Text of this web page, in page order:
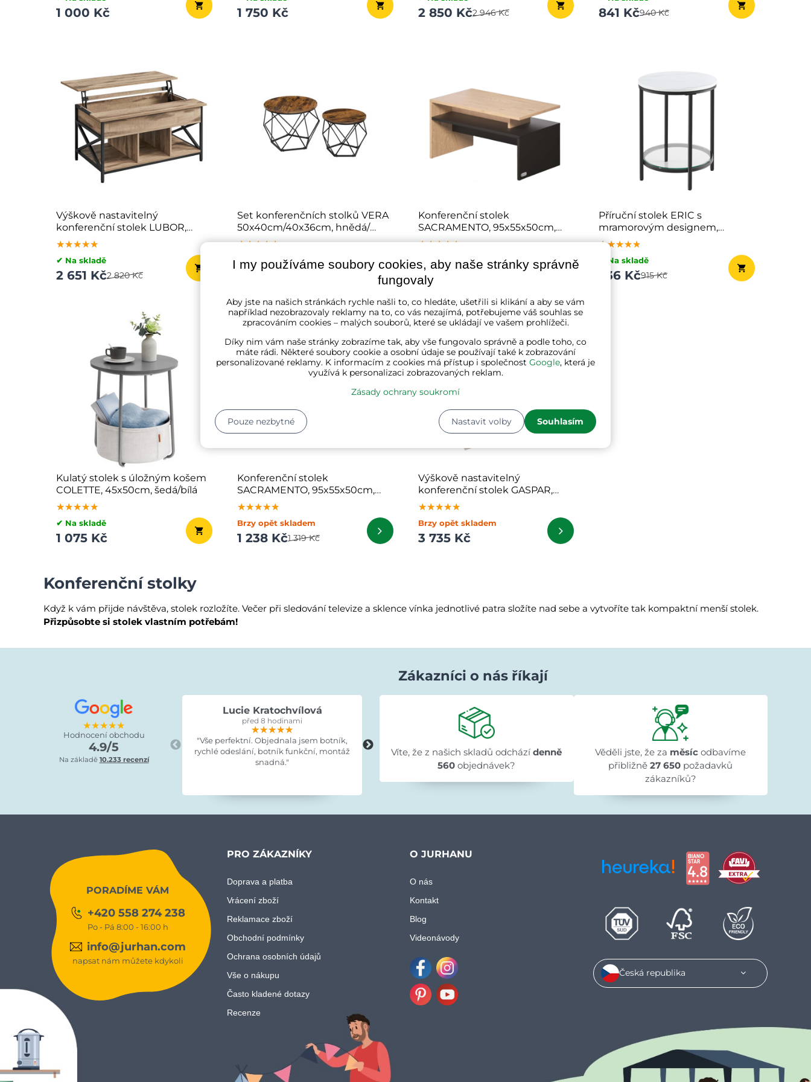
1 000 Kč 1 750 Kč 2 850 Kč2 946 Kč 841 Kč940 Kč
Výškově nastavitelný
konferenční stolek LUBOR,
60x100x(48-62)cm, camel
hnědá/černá
★★★★★
★★★★★
★★★★★
✔ Na skladě
2 651 Kč2 820 Kč
Set konferenčních stolků VERA
50x40cm/40x36cm, hnědá/
černá
★★★★★
★★★★★
★★★★★
✔ Na skladě
1 325 Kč
Konferenční stolek
SACRAMENTO, 95x55x50cm,
šedá/hnědá
★★★★★
★★★★★
★★★★★
✔ Na skladě
1 342 Kč
Příruční stolek ERIC s
mramorovým designem,
45x55cm, černá/bílá
★★★★★
★★★★★
★★★★★
✔ Na skladě
736 Kč915 Kč
Kulatý stolek s úložným košem
COLETTE, 45x50cm, šedá/bílá
★★★★★
★★★★★
★★★★★
✔ Na skladě
1 075 Kč
Konferenční stolek
SACRAMENTO, 95x55x50cm,
bílá/hnědá
★★★★★
★★★★★
★★★★★
Brzy opět skladem
1 238 Kč1 319 Kč
Výškově nastavitelný
konferenční stolek GASPAR,
50x100x(48-63)cm, camel
hnědá/černá
★★★★★
★★★★★
★★★★★
Brzy opět skladem
3 735 Kč
Konferenční stolky
Když k vám přijde návštěva, stolek rozložíte. Večer při sledování televize a sklence vínka jednotlivé patra složíte nad sebe a vytvoříte tak kompaktní menší stolek.
Přizpůsobte si stolek vlastním potřebám!
★★★★★
Hodnocení obchodu
4.9/5
Na základě 10.233 recenzí
Zákazníci o nás říkají
Lucie Kratochvílová
před 8 hodinami
★★★★★
★★★★★
★★★★★
"Vše perfektní. Objednala jsem botník,
rychlé odeslání, botník funkční, montáž
snadná."
Evka Hýlová
před 15 hodinami
★★★★★
★★★★★
★★★★★
"Rychlé,v pořádku."
Ivana Ježková
před 1 dnem
★★★★★
★★★★★
★★★★★
"Přehlednost stránek a rychlé dodání."
Víte, že z našich skladů odcházídenně
560 objednávek?
Věděli jste, že za měsíc odbavíme
přibližně27 650 požadavků
zákazníků?
PORADÍME VÁM
+420 558 274 238
Po - Pá 8:00 - 16:00 h
info@jurhan.com
napsat nám můžete kdykoli
PRO ZÁKAZNÍKY
Doprava a platba
Vrácení zboží
Reklamace zboží
Obchodní podmínky
Ochrana osobních údajů
Vše o nákupu
Často kladené dotazy
Recenze
O JURHANU
O nás
Kontakt
Blog
Videonávody
FacebookInstagram
Česká republika
I my používáme soubory cookies, aby naše stránky správně
fungovaly
Aby jste na našich stránkách rychle našli to, co hledáte, ušetřili si klikání a aby se vám
například nezobrazovaly reklamy na to, co vás nezajímá, potřebujeme váš souhlas se
zpracováním cookies – malých souborů, které se ukládají ve vašem prohlížeči.
Díky nim vám naše stránky zobrazíme tak, aby vše fungovalo správně a podle toho, co
máte rádi. Některé soubory cookie a osobní údaje se používají také k zobrazování
personalizované reklamy. K informacím z cookies má přístup i společnost Google, která je
využívá k personalizaci zobrazovaných reklam.
Zásady ochrany soukromí
Nastavit volby Souhlasím
Pouze nezbytné